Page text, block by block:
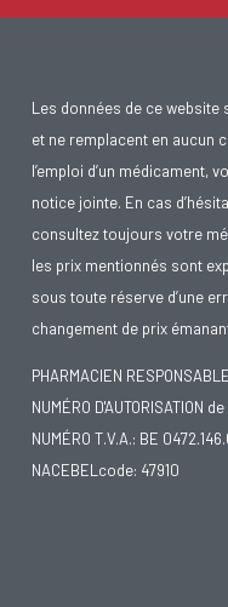
Les données de ce
et ne remplacent en aucun
l’emploi d’un médicament,
notice jointe. En cas
consultez toujours votre
les prix mentionnés sont
sous toute réserve d’une
changement de prix
PHARMACIEN
NUMÉRO D'AUTORISATION
NUMÉRO T.V.A.: BE
NACEBELcode: 47910